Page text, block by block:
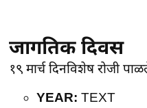
जागतिक दिवस
१९ मार्च दिनविशेषरोजी
YEAR: TEXT